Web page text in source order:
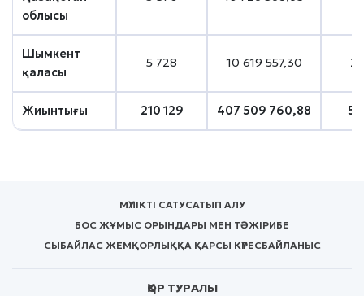
облысы
Шымкент
қаласы
5 728 10 619 557,30 2
Жиынтығы 210 129 407 509 760,88 58
МҮЛІКТІ САТУСАТЫП АЛУ
БОС ЖҰМЫС ОРЫНДАРЫ МЕН ТӘЖІРИБЕ
СЫБАЙЛАС ЖЕМҚОРЛЫҚҚА ҚАРСЫ КҮРЕСБАЙЛАНЫС
ҚОР ТУРАЛЫ